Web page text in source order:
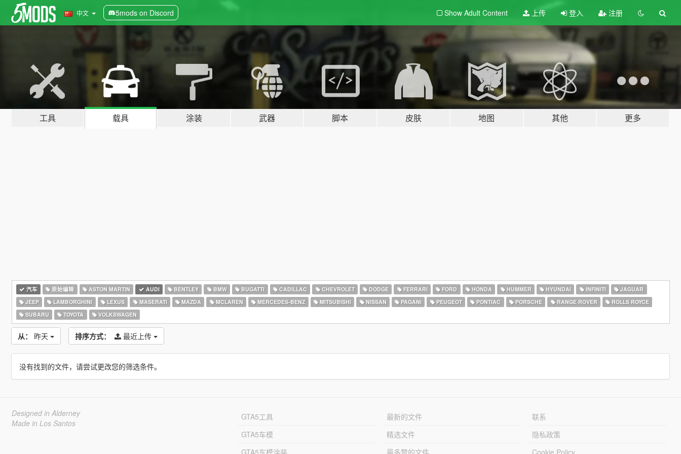
中文 5mods on Discord Show Adult Content 上传 登入 注册
工具 载具 涂装 武器 脚本 皮肤 地图 其他 更多
汽车 原始编辑 ASTON MARTIN AUDI BENTLEY BMW BUGATTI CADILLAC CHEVROLET DODGE FERRARI FORD HONDA HUMMER HYUNDAI INFINITI
JAGUAR
JEEP
LAMBORGHINI LEXUS MASERATI MAZDA MCLAREN MERCEDES-BENZ MITSUBISHI NISSAN PAGANI PEUGEOT PONTIAC PORSCHE RANGE ROVER
ROLLS ROYCE
SUBARU
TOYOTA VOLKSWAGEN
从： 昨天 排序方式： 最近上传
没有找到的文件，请尝试更改您的筛选条件。
Designed in Alderney
Made in Los Santos
GTA5工具
GTA5车模
GTA5车模涂装
最新的文件
精选文件
最多赞的文件
联系
隐私政策
Cookie Policy